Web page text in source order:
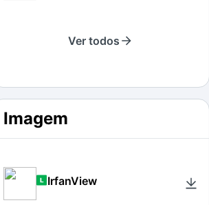
Ver todos
Imagem
IrfanView